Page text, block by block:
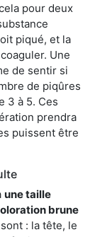
pour deux
piqué, et la
Une
de sentir si
de piqûres
3 à 5. Ces
prendra
puissent être
une taille
brune
: la tête, le